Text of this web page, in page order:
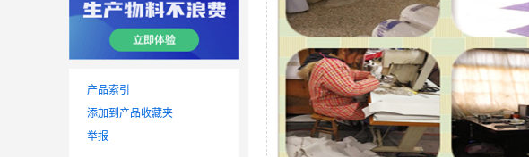
产品索引
添加到产品收藏夹
举报